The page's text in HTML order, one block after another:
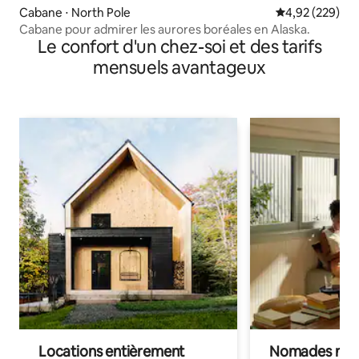
Cabane ⋅ North Pole Évaluation
4,92 (229)
Cabane pour admirer les aurores boréales en Alaska.
Le confort d'un chez-soi et des tarifs
mensuels avantageux
Locations entièrement Nomades